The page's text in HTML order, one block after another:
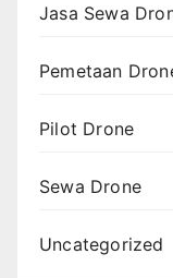
Jasa Sewa
Pemetaan
Pilot Drone
Sewa Drone
Uncategorized